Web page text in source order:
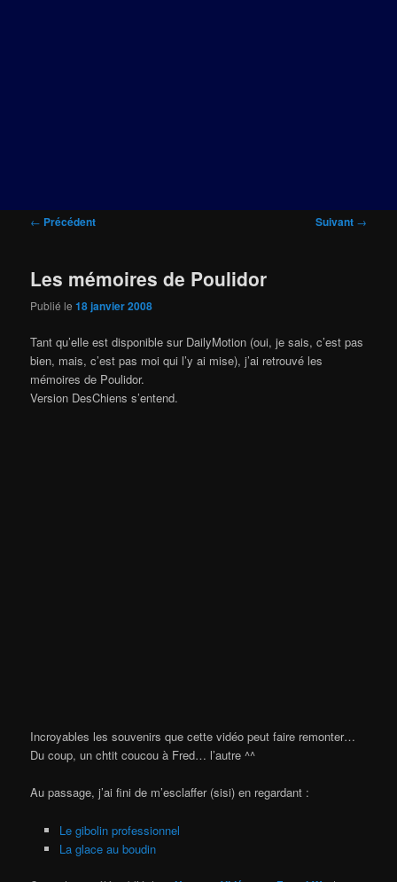
Navigation
← Précédent Suivant →
Les mémoires de Poulidor
Publié le18 janvier 2008
Tant qu’elle est disponible sur DailyMotion (oui, je sais, c’est pas
bien, mais, c’est pas moi qui l’y ai mise), j’ai retrouvé les
mémoires de Poulidor.
Version DesChiens s’entend.
Incroyables les souvenirs que cette vidéo peut faire remonter…
Du coup, un chtit coucou à Fred… l’autre ^^
Au passage, j’ai fini de m’esclaffer (sisi) en regardant :
Le gibolin professionnel
La glace au boudin